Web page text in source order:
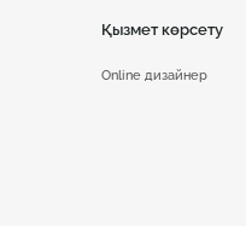
Қызмет көрсету
Online дизайнер